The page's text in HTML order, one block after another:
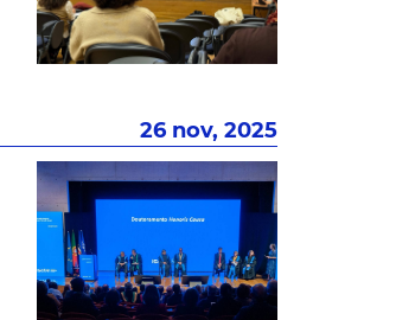
26 nov, 2025